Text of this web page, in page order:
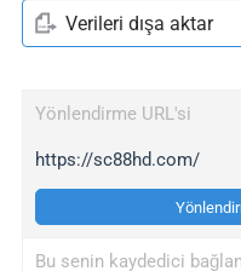
Verileri dışa aktar
Yönlendirme URL'si
https://sc88hd.com/
Bu senin kaydedici